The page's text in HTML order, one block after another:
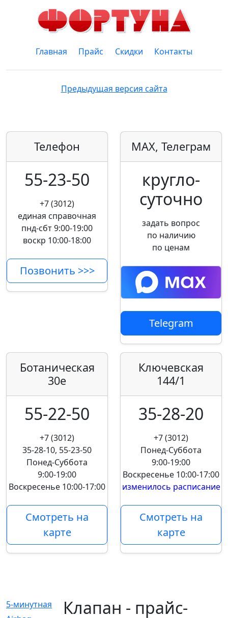
Главная Прайс Скидки Контакты
Предыдущая версия сайта
Телефон
55-23-50
+7 (3012)
единая справочная
пнд-сбт 9:00-19:00
воскр 10:00-18:00
Позвонить >>>
MAX, Телеграм
кругло­
суточно
задать вопрос
по наличию
по ценам
Telegram
Ботаническая
30е
55-22-50
+7 (3012)
35-28-10, 55-23-50
Понед-Суббота
9:00-19:00
Воскресенье 10:00-17:00
Смотреть на
карте
Ключевская
144/1
35-28-20
+7 (3012)
Понед-Суббота
9:00-19:00
Воскресенье 10:00-17:00
изменилось расписание
Смотреть на
карте
5-минутная
[1]
Клапан - прайс-